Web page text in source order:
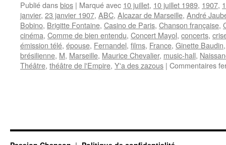
Publié dansbios | Marqué avec 10 juillet, 10 juillet 1989, 1907,
janvier, 23 janvier 1907, ABC, Alcazar de Marseille, André
Bobino, Brigitte Fontaine, Casino de Paris, Chanson française,
cinéma, Comme de bien entendu, Concert Mayol, concerts,
émission télé, épouse, Fernandel, films, France, Ginette Baudin
brésilienne, M, Marseille, Maurice Chevalier, music-hall,
Théâtre, théâtre de l'Empire, Y'a des zazous | Commentaires